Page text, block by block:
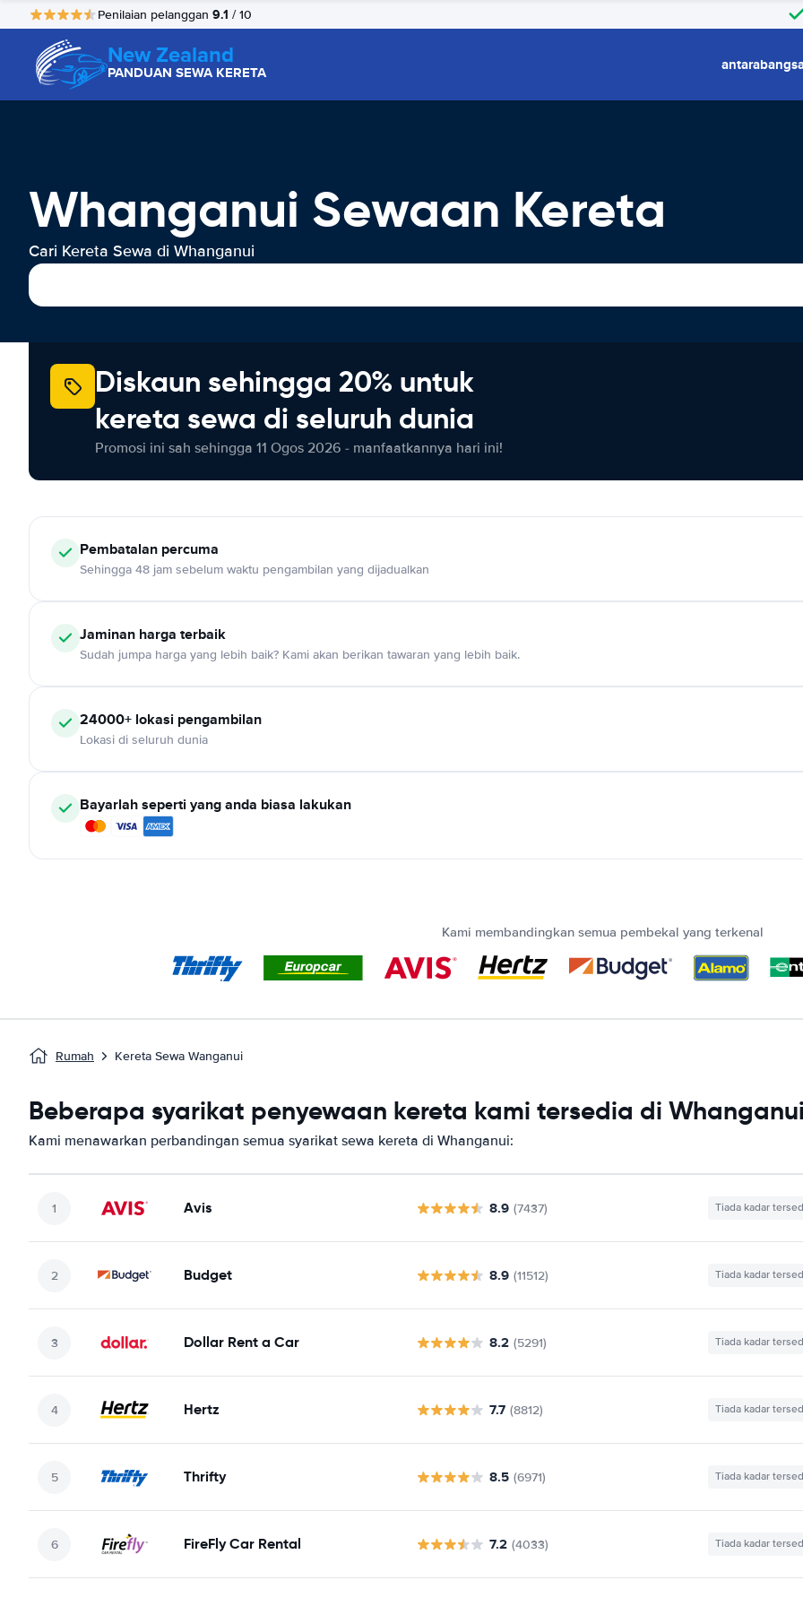
Penilaian pelanggan 9.1 / 10
New Zealand
PANDUAN SEWA KERETA
Whanganui Sewaan Kereta
Cari Kereta Sewa di Whanganui
Diskaun sehingga 20% untuk
kereta sewa di seluruh dunia
Promosi ini sah sehingga 11 Ogos 2026 - manfaatkannya hari ini!
Pembatalan percuma
Sehingga 48 jam sebelum waktu pengambilan yang dijadualkan
Jaminan harga terbaik
Sudah jumpa harga yang lebih baik? Kami akan berikan tawaran yang lebih baik.
24000+ lokasi pengambilan
Lokasi di seluruh dunia
Bayarlah seperti yang anda biasa lakukan
Kami membandingkan semua pembekal yang terkenal
Rumah Kereta Sewa Wanganui
Beberapa syarikat penyewaan kereta kami tersedia di
Kami menawarkan perbandingan semua syarikat sewa kereta di Whanganui:
Avis 8.9 (7437) Tiada kadar
Budget 8.9 (11512) Tiada kadar
Dollar Rent a Car 8.2 (5291) Tiada kadar
Hertz 7.7 (8812) Tiada kadar
Thrifty 8.5 (6971) Tiada kadar
FireFly Car Rental 7.2 (4033) Tiada kadar